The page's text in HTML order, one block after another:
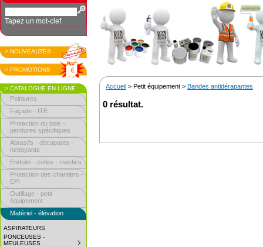
Tapez un mot-clef
> NOUVEAUTÉS
> PROMOTIONS
> CATALOGUE EN LIGNE
Peintures
Façade - ITE
Protection du bois -
peintures spécifiques
Abrasifs - décapants -
nettoyants
Enduits - colles - mastics
Protection des chantiers -
EPI
Outillage - petit
équipement
Matériel - élévation
ASPIRATEURS
PONCEUSES -
MEULEUSES
Accueil > Petit équipement > Bandes antidérapantes
0 résultat.